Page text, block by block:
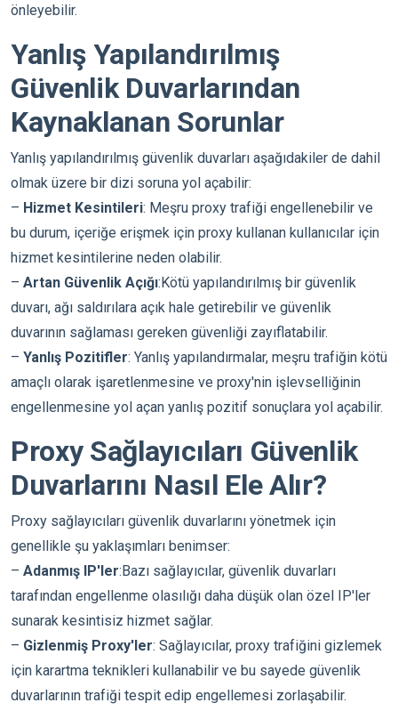
önleyebilir.
Yanlış Yapılandırılmış
Güvenlik Duvarlarından
Kaynaklanan Sorunlar
Yanlış yapılandırılmış güvenlik duvarları aşağıdakiler de dahil
olmak üzere bir dizi soruna yol açabilir:
– Hizmet Kesintileri: Meşru proxy trafiği engellenebilir ve
bu durum, içeriğe erişmek için proxy kullanan kullanıcılar için
hizmet kesintilerine neden olabilir.
– Artan Güvenlik Açığı:Kötü yapılandırılmış bir güvenlik
duvarı, ağı saldırılara açık hale getirebilir ve güvenlik
duvarının sağlaması gereken güvenliği zayıflatabilir.
– Yanlış Pozitifler: Yanlış yapılandırmalar, meşru trafiğin kötü
amaçlı olarak işaretlenmesine ve proxy'nin işlevselliğinin
engellenmesine yol açan yanlış pozitif sonuçlara yol açabilir.
Proxy Sağlayıcıları Güvenlik
Duvarlarını Nasıl Ele Alır?
Proxy sağlayıcıları güvenlik duvarlarını yönetmek için
genellikle şu yaklaşımları benimser:
– Adanmış IP'ler:Bazı sağlayıcılar, güvenlik duvarları
tarafından engellenme olasılığı daha düşük olan özel IP'ler
sunarak kesintisiz hizmet sağlar.
– Gizlenmiş Proxy'ler: Sağlayıcılar, proxy trafiğini gizlemek
için karartma teknikleri kullanabilir ve bu sayede güvenlik
duvarlarının trafiği tespit edip engellemesi zorlaşabilir.